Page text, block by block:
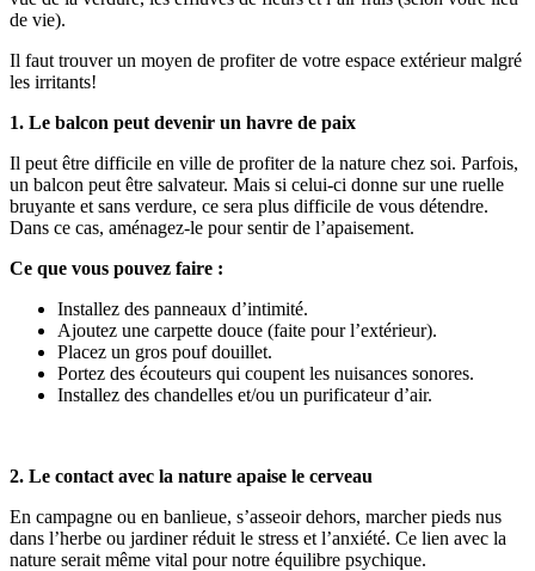
de vie).
Il faut trouver un moyen de profiter de votre espace extérieur malgré
les irritants!
1. Le balcon peut devenir un havre de paix
Il peut être difficile en ville de profiter de la nature chez soi. Parfois,
un balcon peut être salvateur. Mais si celui-ci donne sur une ruelle
bruyante et sans verdure, ce sera plus difficile de vous détendre.
Dans ce cas, aménagez-le pour sentir de l’apaisement.
Ce que vous pouvez faire :
Installez des panneaux d’intimité.
Ajoutez une carpette douce (faite pour l’extérieur).
Placez un gros pouf douillet.
Portez des écouteurs qui coupent les nuisances sonores.
Installez des chandelles et/ou un purificateur d’air.
2. Le contact avec la nature apaise le cerveau
En campagne ou en banlieue, s’asseoir dehors, marcher pieds nus
dans l’herbe ou jardiner réduit le stress et l’anxiété. Ce lien avec la
nature serait même vital pour notre équilibre psychique.